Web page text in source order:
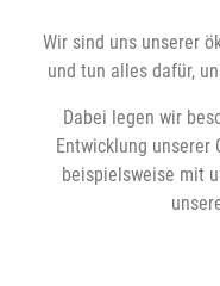
Wir sind uns unserer
und tun alles dafür,
Dabei legen wir
Entwicklung unserer
beispielsweise mit